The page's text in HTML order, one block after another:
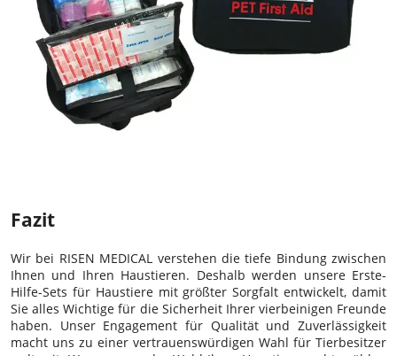
Fazit
Wir bei RISEN MEDICAL verstehen die tiefe Bindung zwischen
Ihnen und Ihren Haustieren. Deshalb werden unsere Erste-
Hilfe-Sets für Haustiere mit größter Sorgfalt entwickelt, damit
Sie alles Wichtige für die Sicherheit Ihrer vierbeinigen Freunde
haben. Unser Engagement für Qualität und Zuverlässigkeit
macht uns zu einer vertrauenswürdigen Wahl für Tierbesitzer